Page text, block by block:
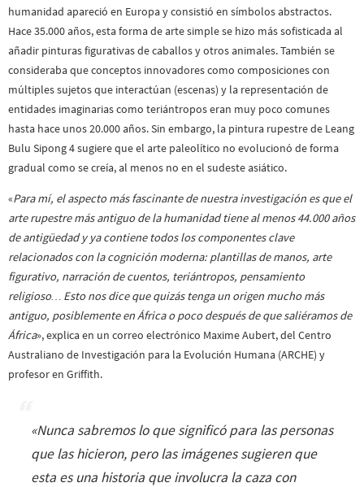
humanidad apareció en Europa y consistió en símbolos abstractos.
Hace 35.000 años, esta forma de arte simple se hizo más sofisticada al
añadir pinturas figurativas de caballos y otros animales. También se
consideraba que conceptos innovadores como composiciones con
múltiples sujetos que interactúan (escenas) y la representación de
entidades imaginarias como teriántropos eran muy poco comunes
hasta hace unos 20.000 años. Sin embargo, la pintura rupestre de Leang
Bulu Sipong 4 sugiere que el arte paleolítico no evolucionó de forma
gradual como se creía, al menos no en el sudeste asiático.
«Para mí, el aspecto más fascinante de nuestra investigación es que el
arte rupestre más antiguo de la humanidad tiene al menos 44.000 años
de antigüedad y ya contiene todos los componentes clave
relacionados con la cognición moderna: plantillas de manos, arte
figurativo, narración de cuentos, teriántropos, pensamiento
religioso… Esto nos dice que quizás tenga un origen mucho más
antiguo, posiblemente en África o poco después de que saliéramos de
África», explica en un correo electrónico Maxime Aubert, del Centro
Australiano de Investigación para la Evolución Humana (ARCHE) y
profesor en Griffith.
«Nunca sabremos lo que significó para las personas
que las hicieron, pero las imágenes sugieren que
esta es una historia que involucra la caza con